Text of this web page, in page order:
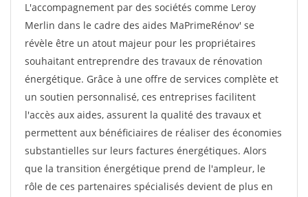
L'accompagnement par des sociétés comme Leroy
Merlin dans le cadre des aides MaPrimeRénov' se
révèle être un atout majeur pour les propriétaires
souhaitant entreprendre des travaux de rénovation
énergétique. Grâce à une offre de services complète et
un soutien personnalisé, ces entreprises facilitent
l'accès aux aides, assurent la qualité des travaux et
permettent aux bénéficiaires de réaliser des économies
substantielles sur leurs factures énergétiques. Alors
que la transition énergétique prend de l'ampleur, le
rôle de ces partenaires spécialisés devient de plus en